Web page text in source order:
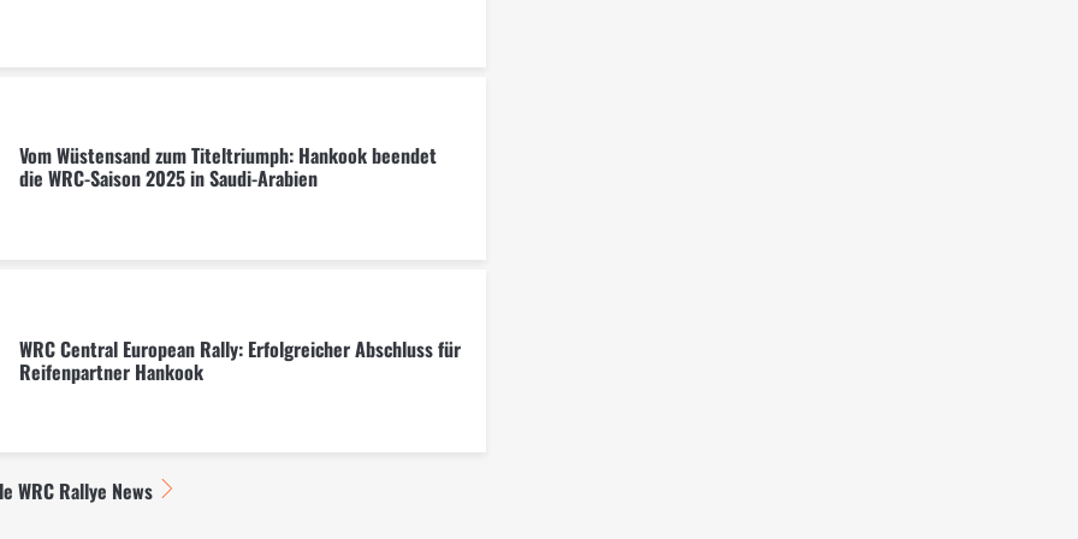
Vom Wüstensand zum Titeltriumph: Hankook beendet
die WRC-Saison 2025 in Saudi-Arabien
WRC Central European Rally: Erfolgreicher Abschluss für
Reifenpartner Hankook
WRC Rallye News